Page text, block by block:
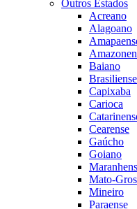
Outros Estados
Acreano
Alagoano
Baiano
Brasiliense
Capixaba
Carioca
Cearense
Gaúcho
Goiano
Mato-
Mineiro
Paraense